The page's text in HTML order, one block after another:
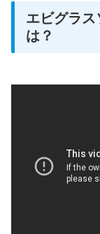
エビグラス
は？